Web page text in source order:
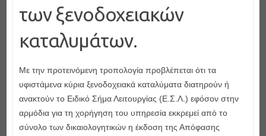
των ξενοδοχειακών
καταλυμάτων.
Με την προτεινόμενη τροπολογία προβλέπεται ότι τα
υφιστάμενα κύρια ξενοδοχειακά καταλύματα διατηρούν ή
ανακτούν το Ειδικό Σήμα Λειτουργίας (Ε.Σ.Λ.) εφόσον στην
αρμόδια για τη χορήγηση του υπηρεσία εκκρεμεί από το
σύνολο των δικαιολογητικών η έκδοση της Απόφασης